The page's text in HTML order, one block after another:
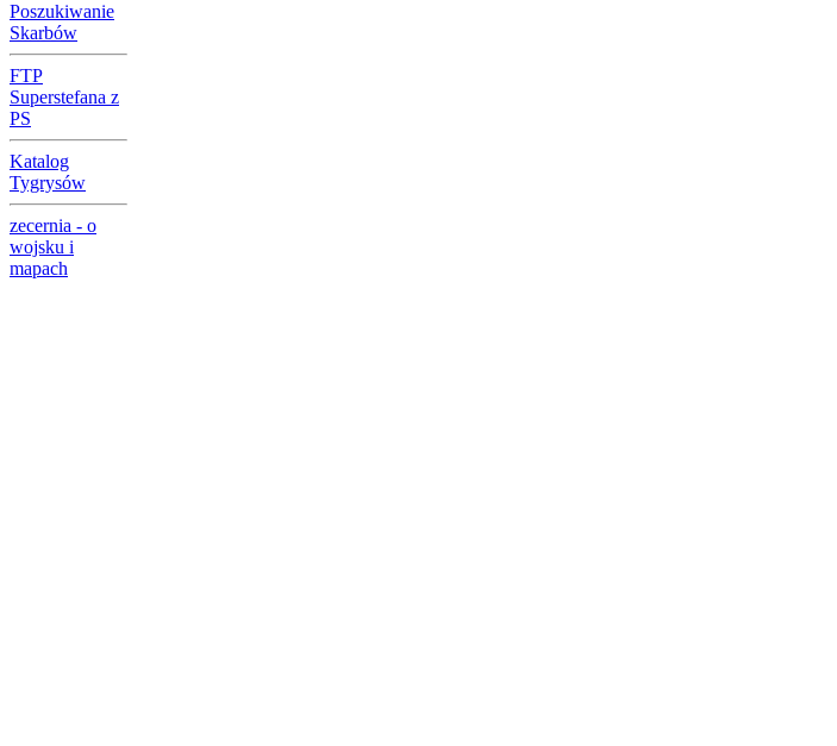
Poszukiwanie
Skarbów
FTP
Superstefana z
PS
Katalog
Tygrysów
zecernia - o
wojsku i
mapach